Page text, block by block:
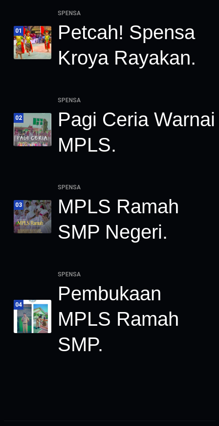
01
SPENSA
Petcah! Spensa
Kroya Rayakan.
02
SPENSA
Pagi Ceria Warnai
MPLS.
03
SPENSA
MPLS Ramah
SMP Negeri.
04
SPENSA
Pembukaan
MPLS Ramah
SMP.